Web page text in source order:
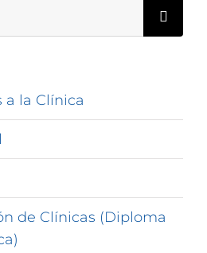
a la Clínica
de Clínicas (Diploma